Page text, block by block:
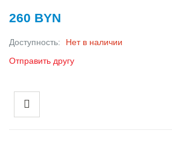
260 BYN
Доступность:
Нет в наличии
Отправить другу